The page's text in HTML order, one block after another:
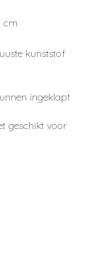
cm
kunststof
ingeklapt
geschikt voor